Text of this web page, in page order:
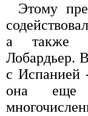
Этому
а также
Лобардьер.
с Испанией
она еще